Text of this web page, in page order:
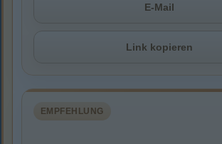
E-Mail
Link kopieren
EMPFEHLUNG